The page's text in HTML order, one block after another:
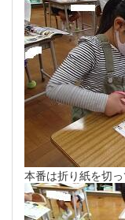
本番は折り紙を切っ